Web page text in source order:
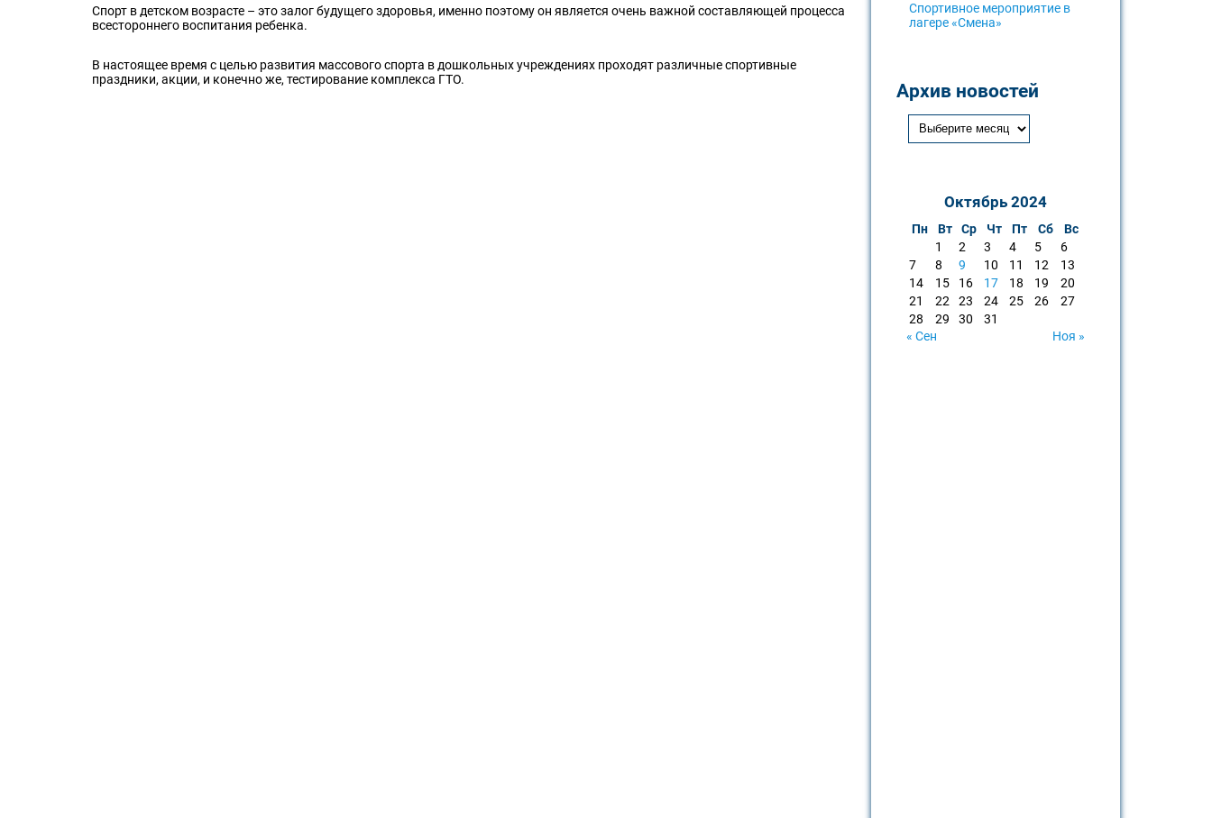
Спорт в детском возрасте – это залог будущего здоровья, именно поэтому он является очень важной составляющей процесса
всестороннего воспитания ребенка.
В настоящее время с целью развития массового спорта в дошкольных учреждениях проходят различные спортивные
праздники, акции, и конечно же, тестирование комплекса ГТО.
Спортивное мероприятие в
лагере «Смена»
Архив новостей
Октябрь 2024
Пн Вт Ср Чт Пт Сб
Вс
1
2 3 4 5
6
7
8 9 10 11 12
13
14
15 16 17 18 19
20
21
22 23 24 25 26
27
28
29 30
31
« Сен
Ноя »